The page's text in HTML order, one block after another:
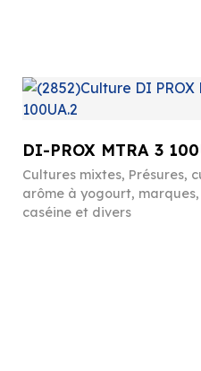
DI-PROX MTRA 3
Cultures mixtes, Présures,
arôme à yogourt,
caséine et divers